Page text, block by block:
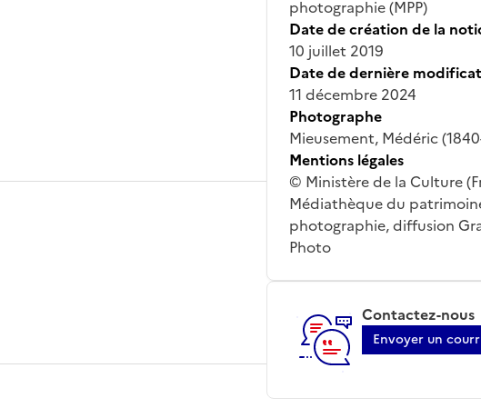
photographie (MPP)
Date de création de la
10 juillet 2019
Date de dernière
11 décembre 2024
Photographe
Mieusement, Médéric
Mentions légales
© Ministère de la Culture
Médiathèque du
photographie, diffusion
Photo
Contactez-nous
Envoyer un